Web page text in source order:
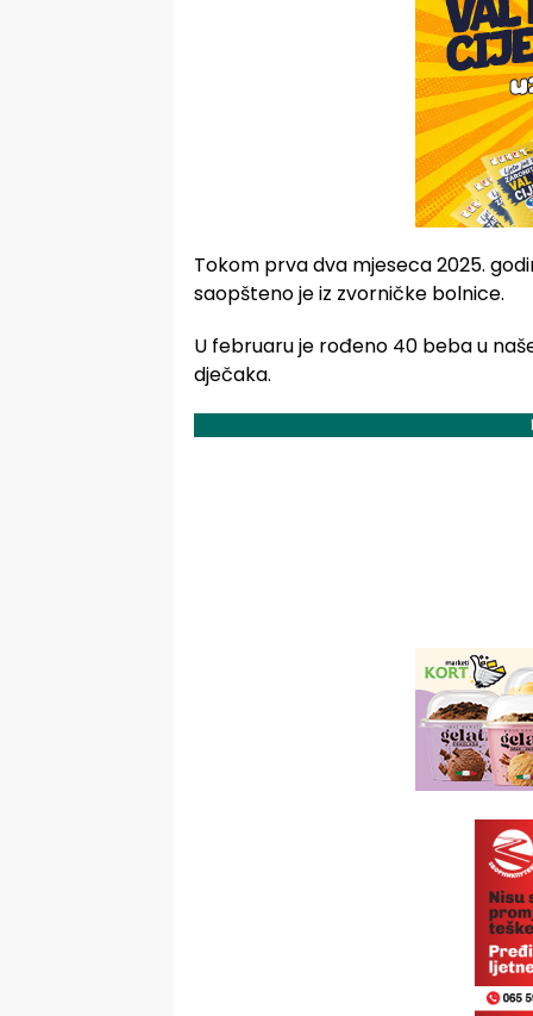
Tokom prva dva mjeseca 2025.
saopšteno je iz zvorničke bolnice.
U februaru je rođeno 40 beba u
dječaka.